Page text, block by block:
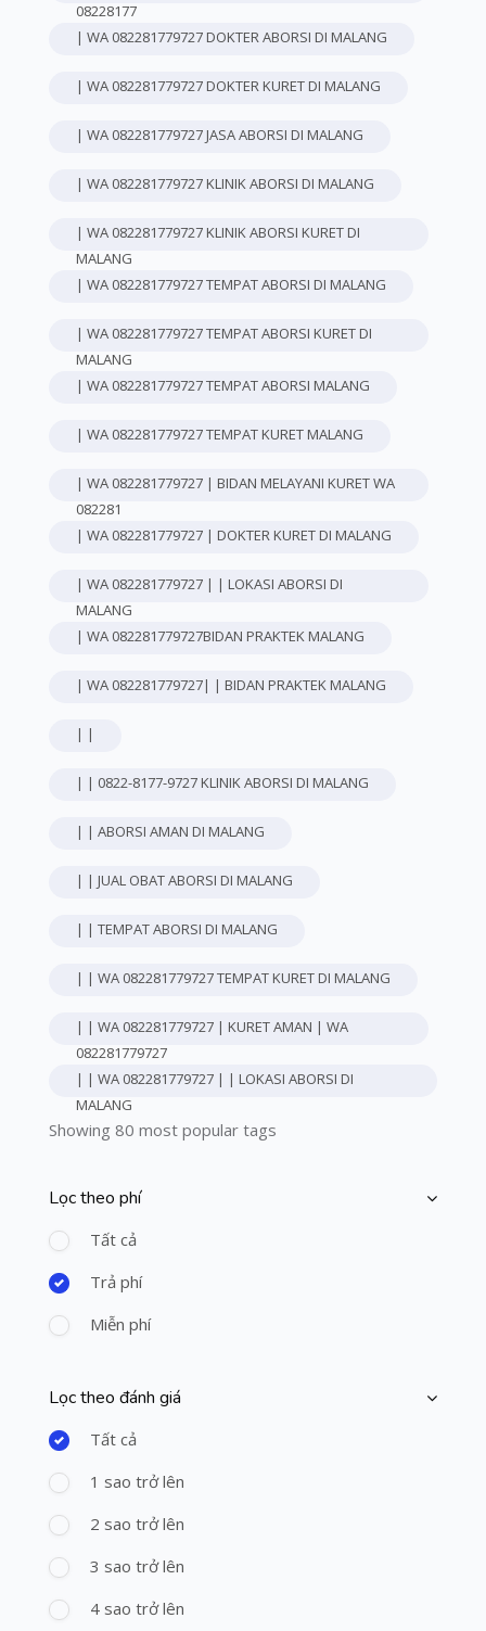
08228177
| WA 082281779727 DOKTER ABORSI DI MALANG
| WA 082281779727 DOKTER KURET DI MALANG
| WA 082281779727 JASA ABORSI DI MALANG
| WA 082281779727 KLINIK ABORSI DI MALANG
| WA 082281779727 KLINIK ABORSI KURET DI
MALANG
| WA 082281779727 TEMPAT ABORSI DI MALANG
| WA 082281779727 TEMPAT ABORSI KURET DI
MALANG
| WA 082281779727 TEMPAT ABORSI MALANG
| WA 082281779727 TEMPAT KURET MALANG
| WA 082281779727 | BIDAN MELAYANI KURET WA
082281
| WA 082281779727 | DOKTER KURET DI MALANG
| WA 082281779727 | | LOKASI ABORSI DI
MALANG
| WA 082281779727BIDAN PRAKTEK MALANG
| WA 082281779727| | BIDAN PRAKTEK MALANG
| |
| | 0822-8177-9727 KLINIK ABORSI DI MALANG
| | ABORSI AMAN DI MALANG
| | JUAL OBAT ABORSI DI MALANG
| | TEMPAT ABORSI DI MALANG
| | WA 082281779727 TEMPAT KURET DI MALANG
| | WA 082281779727 | KURET AMAN | WA
082281779727
| | WA 082281779727 | | LOKASI ABORSI DI
MALANG
Showing 80 most popular tags
Bỏ qua [Cocoon] Course Filter (Paid)
Lọc theo phí
Tất cả
Trả phí
Miễn phí
Bỏ qua [Cocoon] Course Filter (Rating)
Lọc theo đánh giá
Tất cả
1 sao trở lên
2 sao trở lên
3 sao trở lên
4 sao trở lên